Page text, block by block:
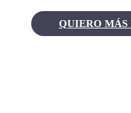
QUIERO